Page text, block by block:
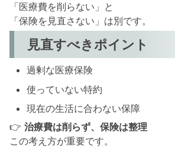
「医療費を削らない」と
「保険を見直さない」は別です。
見直すべきポイント
過剰な医療保険
使っていない特約
現在の生活に合わない保障
👉 治療費は削らず、保険は整理
この考え方が重要です。